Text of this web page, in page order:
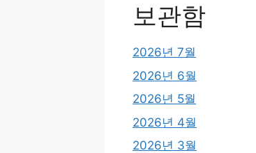
보관함
2026년 7월
2026년 6월
2026년 5월
2026년 4월
2026년 3월